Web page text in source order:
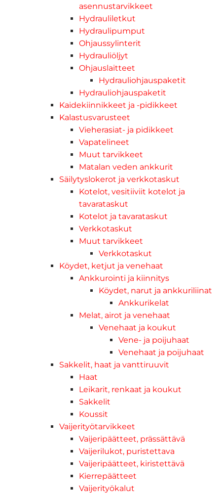
asennustarvikkeet
Hydrauliletkut
Hydraulipumput
Ohjaussylinterit
Hydrauliöljyt
Ohjauslaitteet
Hydrauliohjauspaketit
Hydrauliohjauspaketit
Kaidekiinnikkeet ja -pidikkeet
Kalastusvarusteet
Vieherasiat- ja pidikkeet
Vapatelineet
Muut tarvikkeet
Matalan veden ankkurit
Säilytyslokerot ja verkkotaskut
Kotelot, vesitiiviit kotelot ja
tavarataskut
Kotelot ja tavarataskut
Verkkotaskut
Muut tarvikkeet
Verkkotaskut
Köydet, ketjut ja venehaat
Ankkurointi ja kiinnitys
Köydet, narut ja ankkuriliinat
Ankkurikelat
Melat, airot ja venehaat
Venehaat ja koukut
Vene- ja poijuhaat
Venehaat ja poijuhaat
Sakkelit, haat ja vanttiruuvit
Haat
Leikarit, renkaat ja koukut
Sakkelit
Koussit
Vaijerityötarvikkeet
Vaijeripäätteet, prässättävä
Vaijerilukot, puristettava
Vaijeripäätteet, kiristettävä
Kierrepäätteet
Vaijerityökalut